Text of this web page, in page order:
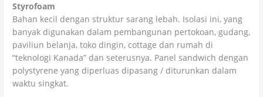
Styrofoam
Bahan kecil dengan struktur sarang lebah. Isolasi ini, yang
banyak digunakan dalam pembangunan pertokoan, gudang,
paviliun belanja, toko dingin, cottage dan rumah di
“teknologi Kanada” dan seterusnya. Panel sandwich dengan
polystyrene yang diperluas dipasang / diturunkan dalam
waktu singkat.